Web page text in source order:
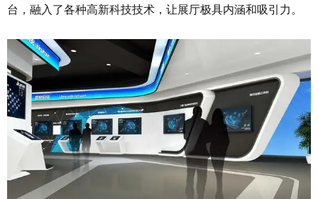
台，融入了各种高新科技技术，让展厅极具内涵和吸引力。